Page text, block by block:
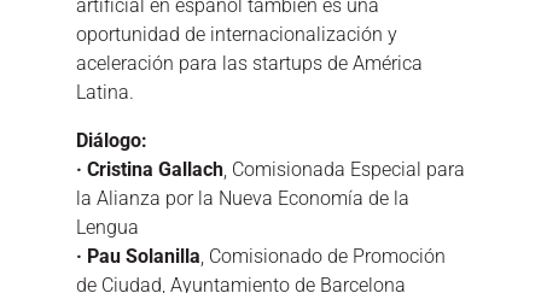
artificial en español también es una
oportunidad de internacionalización y
aceleración para las startups de América
Latina.
Diálogo:
· Cristina Gallach, Comisionada Especial para
la Alianza por la Nueva Economía de la
Lengua
· Pau Solanilla, Comisionado de Promoción
de Ciudad, Ayuntamiento de Barcelona